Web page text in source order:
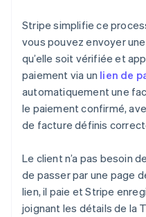
Stripe simplifie ce
vous pouvez envoyer
qu’elle soit vérifiée et
paiement via un lien de
automatiquement une
le paiement confirmé,
de facture définis
Le client n’a pas besoin
de passer par une page
lien, il paie et Stripe
joignant les détails de la